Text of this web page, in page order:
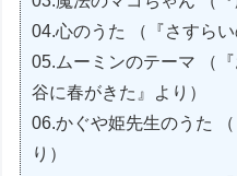
04.心のうた （『さすらい
05.ムーミンのテーマ （
谷に春がきた』より）
06.かぐや姫先生のうた
り）